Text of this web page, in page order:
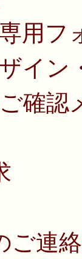
用フ
イン
確認
ご連絡